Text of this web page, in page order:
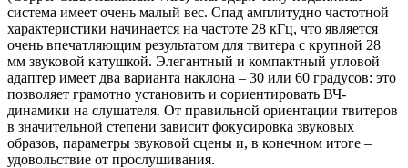
система имеет очень малый вес. Спад амплитудно частотной
характеристики начинается на частоте 28 кГц, что является
очень впечатляющим результатом для твитера с крупной 28
мм звуковой катушкой. Элегантный и компактный угловой
адаптер имеет два варианта наклона – 30 или 60 градусов: это
позволяет грамотно установить и сориентировать ВЧ-
динамики на слушателя. От правильной ориентации твитеров
в значительной степени зависит фокусировка звуковых
образов, параметры звуковой сцены и, в конечном итоге –
удовольствие от прослушивания.